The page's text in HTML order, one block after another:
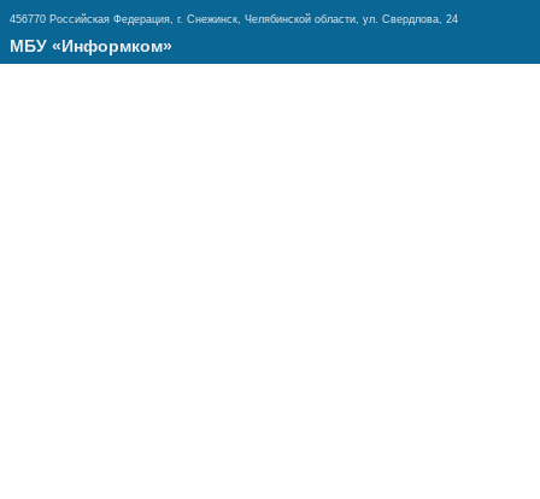
456770 Российская Федерация, г. Снежинск, Челябинской области, ул. Свердлова, 24
МБУ «Информком»